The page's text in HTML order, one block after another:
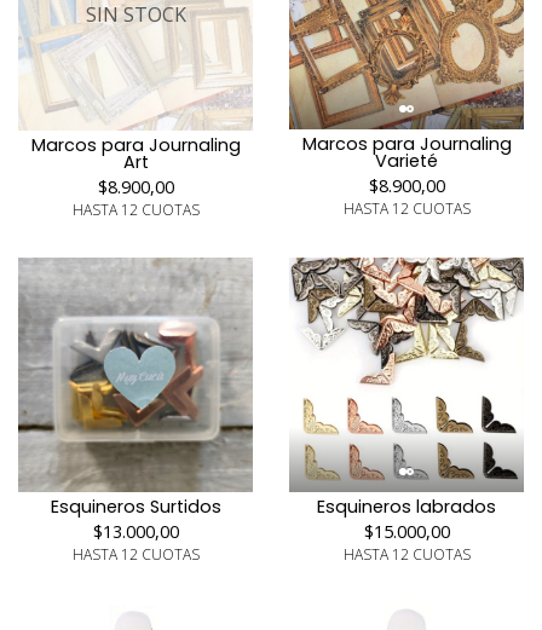
SIN STOCK
Marcos para Journaling
Art
$8.900,00
HASTA 12 CUOTAS
Marcos para Journaling
Varieté
$8.900,00
HASTA 12 CUOTAS
Esquineros Surtidos
$13.000,00
HASTA 12 CUOTAS
Esquineros labrados
$15.000,00
HASTA 12 CUOTAS